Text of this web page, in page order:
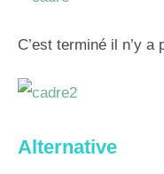
C’est terminé il n’y a
Alternative